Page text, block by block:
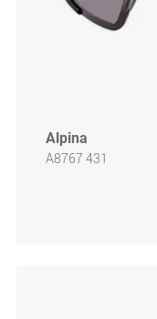
Alpina
A8767 431